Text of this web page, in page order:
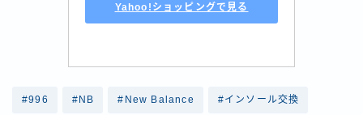
Yahoo!ショッピングで見る
#996 #NB #New Balance #インソール交換